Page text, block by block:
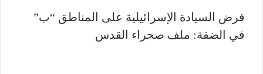
فرض السيادة الإسرائيلية على المناطق “ب”
في الضفة: ملف صحراء القدس